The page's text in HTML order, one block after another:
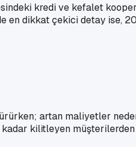
kredi ve kefalet
dikkat çekici detay ise,
artan maliyetler
kilitleyen